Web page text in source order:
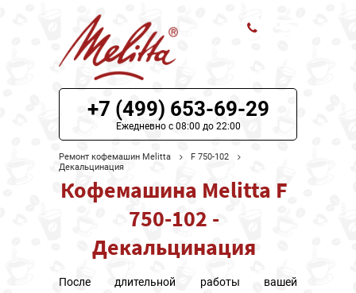
ЦЕНЫ НА РЕМОНТ
О СЕРВИСЕ
МОДЕЛИ MELITTA
НАШИ КОНТАКТЫ
+7 (499) 653-69-29
Ежедневно с 08:00 до 22:00
Ремонт кофемашин Melitta
F 750-102
Декальцинация
Кофемашина Melitta F
750-102 -
Декальцинация
После длительной работы вашей